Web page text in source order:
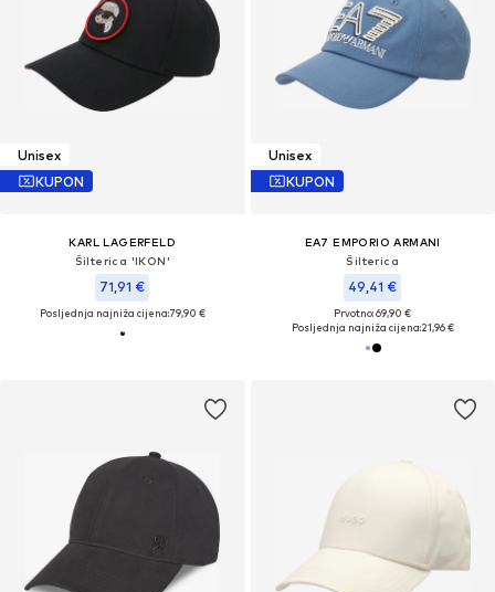
Unisex
KUPON
KARL LAGERFELD
Šilterica 'IKON'
71,91 €
Posljednja najniža cijena:79,90 €
Unisex
KUPON
EA7 EMPORIO ARMANI
Šilterica
49,41 €
Prvotno: 69,90 €
Posljednja najniža cijena:21,96 €